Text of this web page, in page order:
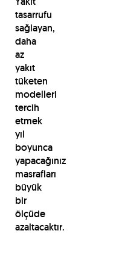
tasarrufu
sağlayan,
daha
az
yakıt
tüketen
modelleri
tercih
etmek
yıl
boyunca
yapacağınız
masrafları
büyük
bir
ölçüde
azaltacaktır.